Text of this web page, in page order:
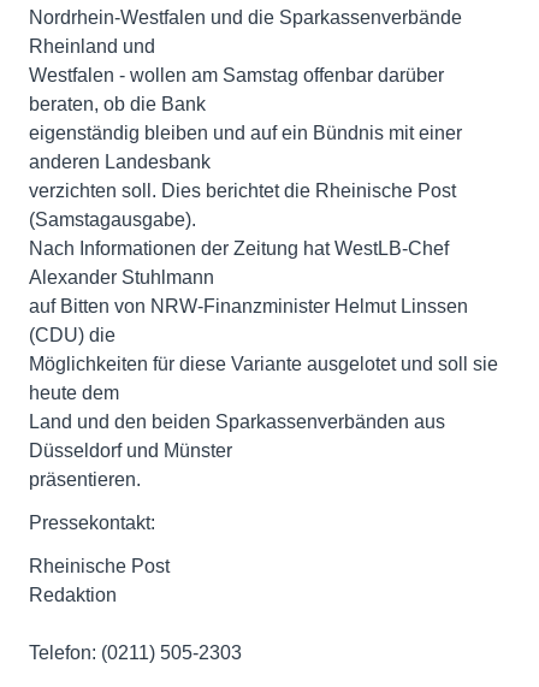
Nordrhein-Westfalen und die Sparkassenverbände
Rheinland und
Westfalen - wollen am Samstag offenbar darüber
beraten, ob die Bank
eigenständig bleiben und auf ein Bündnis mit einer
anderen Landesbank
verzichten soll. Dies berichtet die Rheinische Post
(Samstagausgabe).
Nach Informationen der Zeitung hat WestLB-Chef
Alexander Stuhlmann
auf Bitten von NRW-Finanzminister Helmut Linssen
(CDU) die
Möglichkeiten für diese Variante ausgelotet und soll sie
heute dem
Land und den beiden Sparkassenverbänden aus
Düsseldorf und Münster
präsentieren.
Pressekontakt:
Rheinische Post
Redaktion
Telefon: (0211) 505-2303